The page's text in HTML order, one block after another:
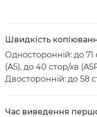
Швидкість
Односторонній: до 71
(A5), до 40 стор/хв
Двосторонній: до 58
Час виведення